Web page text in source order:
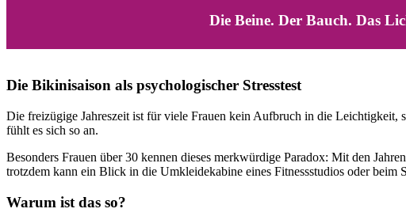
Die Beine. Der Bauch. Das
Die Bikinisaison als psychologischer Stresstest
Die freizügige Jahreszeit ist für viele Frauen kein Aufbruch in die Leichtigkeit,
fühlt es sich so an.
Besonders Frauen über 30 kennen dieses merkwürdige Paradox: Mit den
trotzdem kann ein Blick in die Umkleidekabine eines Fitnessstudios oder beim
Warum ist das so?